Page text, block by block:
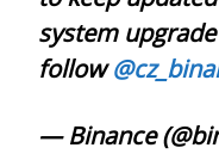
system
follow
— Binance